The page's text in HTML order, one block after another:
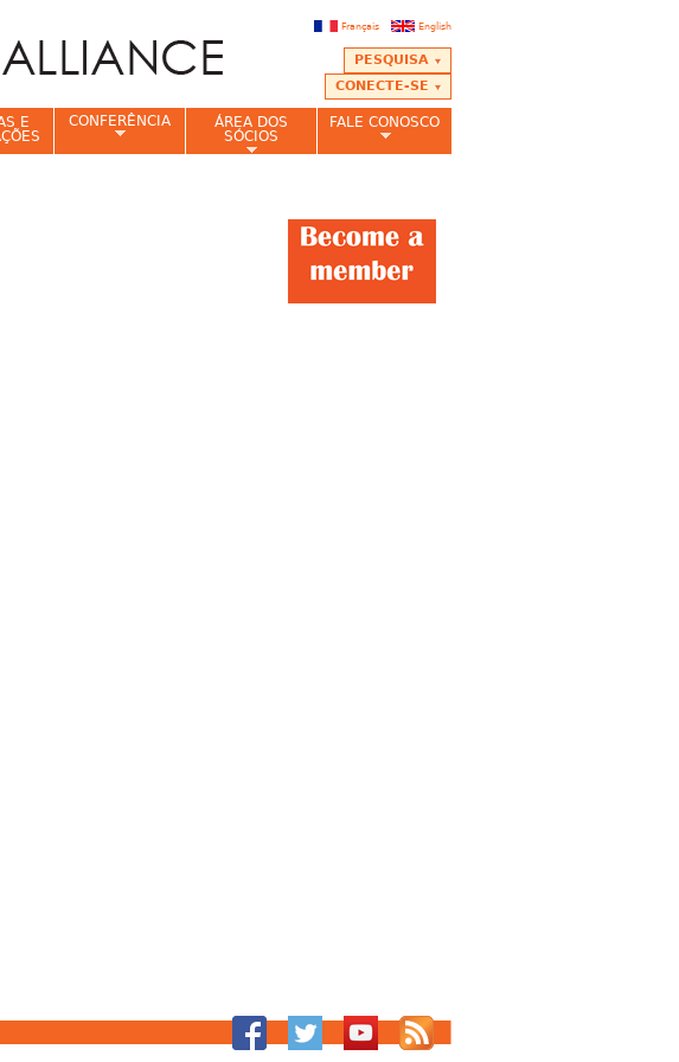
English
Français
PESQUISA
CONECTE-SE
E
CONFERÊNCIA
ÁREA DOS
SÓCIOS
FALE CONOSCO